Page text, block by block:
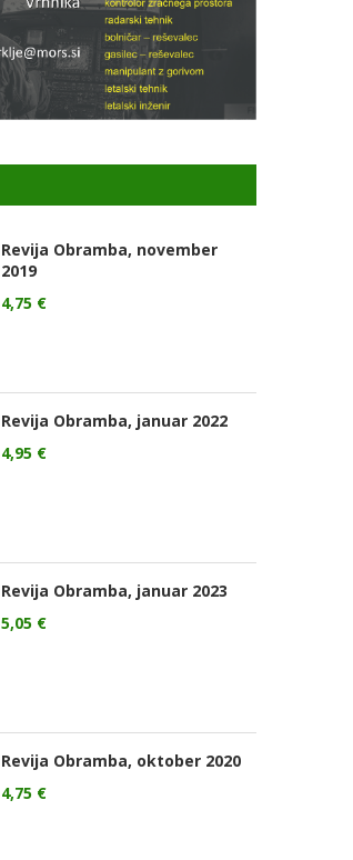
Revija Obramba, november
2019
4,75 €
Revija Obramba, januar 2022
4,95 €
Revija Obramba, januar 2023
5,05 €
Revija Obramba, oktober 2020
4,75 €